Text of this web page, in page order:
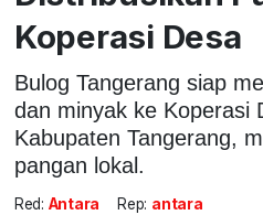
Koperasi Desa
Bulog Tangerang siap
dan minyak ke Koperasi
Kabupaten Tangerang,
pangan lokal.
Red: Antara Rep: antara